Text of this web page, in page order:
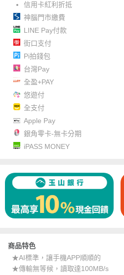
信用卡紅利折抵
神腦門市繳費
LINE Pay付款
街口支付
Pi拍錢包
台灣Pay
全盈+PAY
悠遊付
全支付
Apple Pay
銀角零卡-無卡分期
iPASS MONEY
商品特色
★AI標準，讓手機APP順順的
★傳輸無等候，讀取達100MB/s